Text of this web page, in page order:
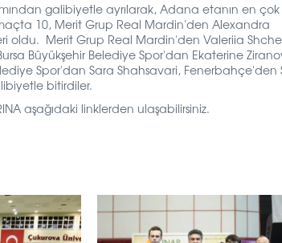
galibiyetle ayrılarak, Adana etanın en
10, Merit Grup Real Mardin'den Alexandra
oldu. Merit Grup Real Mardin'den Valeriia
Büyükşehir Belediye Spor'dan Ekaterine
Spor'dan Sara Shahsavari, Fenerbahçe'den
bitirdiler.
aşağıdaki linklerden ulaşabilirsiniz.